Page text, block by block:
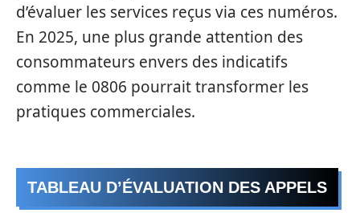
d’évaluer les services reçus via ces numéros.
En 2025, une plus grande attention des
consommateurs envers des indicatifs
comme le 0806 pourrait transformer les
pratiques commerciales.
TABLEAU D’ÉVALUATION DES APPELS